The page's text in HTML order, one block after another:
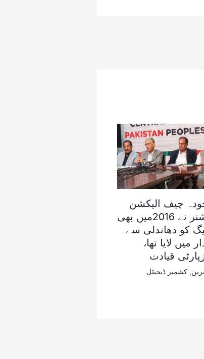
چیف الیکشن
کمشنر نے 2016میں بھی
کو دھاندلی سے
میں لایا تھا،
قیادت
کشمیر ڈیجیٹل